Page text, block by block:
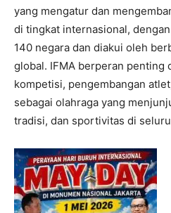
yang mengatur dan
di tingkat internasional,
140 negara dan diakui oleh
global. IFMA berperan penting
kompetisi, pengembangan
sebagai olahraga yang
tradisi, dan sportivitas di